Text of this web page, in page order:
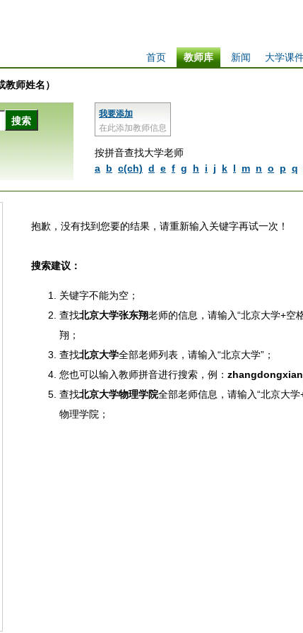
大学课
新闻
教师库
首页
师姓名）
我要添加
在此添加教师信息
按拼音查找大学老师
a b c(ch) d e f g h i j k l m n o p q
抱歉，没有找到您要的结果，请重新输入关键字再试一次！
搜索建议：
关键字不能为空；
查找北京大学张东翔老师的信息，请输入“北京大学+空
翔；
查找北京大学全部老师列表，请输入“北京大学”；
您也可以输入教师拼音进行搜索，例：
查找北京大学物理学院全部老师信息，请输入“北京大
物理学院；